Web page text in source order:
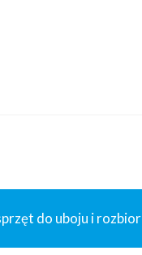
do uboju i